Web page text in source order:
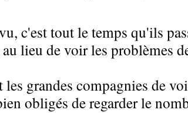
c'est tout le temps qu'ils
lieu de voir les problèmes
grandes compagnies de
obligés de regarder le